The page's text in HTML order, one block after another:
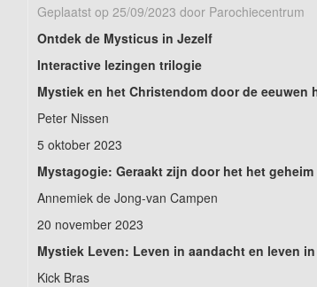
Geplaatst op 25/09/2023 door Parochiecentrum
Ontdek de Mysticus in Jezelf
Interactive lezingen trilogie
Mystiek en het Christendom door de eeuwen
Peter Nissen
5 oktober 2023
Mystagogie: Geraakt zijn door het het
Annemiek de Jong-van Campen
20 november 2023
Mystiek Leven: Leven in aandacht en leven
Kick Bras